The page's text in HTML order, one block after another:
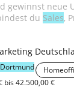
gewinnst neue
du Sales,
Dortmund
bis 42.500,00 €